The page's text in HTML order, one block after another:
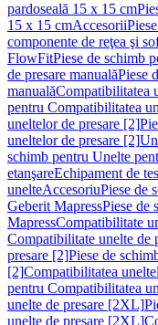
pardoseală 15 x 15 cm
15 x 15 cmAccesorii
componente de reţea şi
FlowFitPiese de schimb
de presare manualăPiese
manualăCompatibilitatea
pentru Compatibilitatea
uneltelor de presare [2]
uneltelor de presare [2]
schimb pentru Unelte
etanşareEchipament de
unelteAccesoriuPiese de
Geberit MapressPiese de
MapressCompatibilitate
Compatibilitate unelte de
presare [2]Piese de
[2]Compatibilitatea
pentru Compatibilitatea
unelte de presare [2XL]
unelte de presare [2XL]